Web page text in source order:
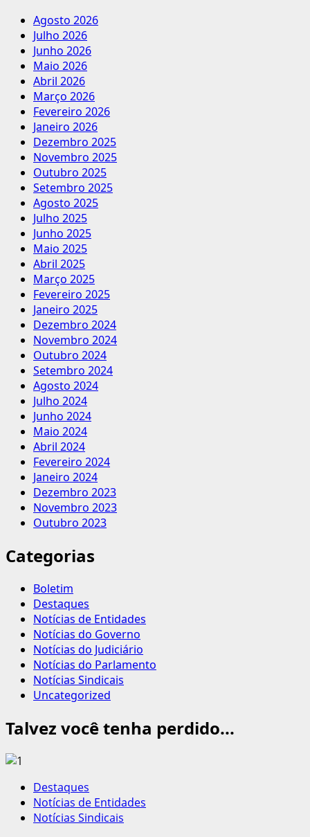
Agosto 2026
Julho 2026
Junho 2026
Maio 2026
Abril 2026
Março 2026
Fevereiro 2026
Janeiro 2026
Dezembro 2025
Novembro 2025
Outubro 2025
Setembro 2025
Agosto 2025
Julho 2025
Junho 2025
Maio 2025
Abril 2025
Março 2025
Fevereiro 2025
Janeiro 2025
Dezembro 2024
Novembro 2024
Outubro 2024
Setembro 2024
Agosto 2024
Julho 2024
Junho 2024
Maio 2024
Abril 2024
Fevereiro 2024
Janeiro 2024
Dezembro 2023
Novembro 2023
Outubro 2023
Categorias
Boletim
Destaques
Notícias de Entidades
Notícias do Governo
Notícias do Judiciário
Notícias do Parlamento
Notícias Sindicais
Uncategorized
Talvez você tenha perdido...
Destaques
Notícias de Entidades
Notícias Sindicais